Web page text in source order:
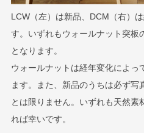
LCW（左）は新品、DCM（右）
す。いずれもウォールナット突板
となります。
ウォールナットは経年変化によっ
ます。また、新品のうちは必ず
とは限りません。いずれも天然素
れば幸いです。